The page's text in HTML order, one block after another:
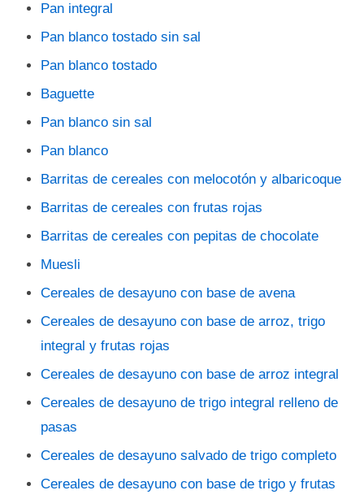
Pan integral
Pan blanco tostado sin sal
Pan blanco tostado
Baguette
Pan blanco sin sal
Pan blanco
Barritas de cereales con melocotón y albaricoque
Barritas de cereales con frutas rojas
Barritas de cereales con pepitas de chocolate
Muesli
Cereales de desayuno con base de avena
Cereales de desayuno con base de arroz, trigo
integral y frutas rojas
Cereales de desayuno con base de arroz integral
Cereales de desayuno de trigo integral relleno de
pasas
Cereales de desayuno salvado de trigo completo
Cereales de desayuno con base de trigo y frutas